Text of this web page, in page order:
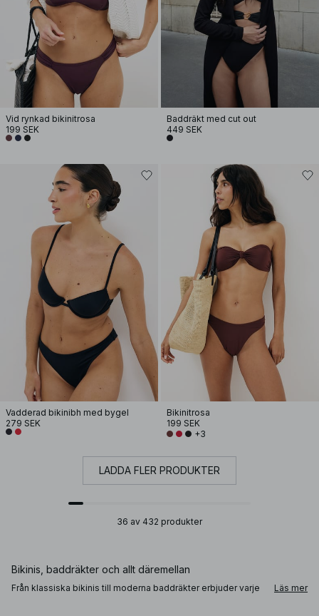
Vid rynkad bikinitrosa
199 SEK
Baddräkt med cut out
449 SEK
Vadderad bikinibh med bygel
279 SEK
Bikinitrosa
199 SEK
+3
LADDA FLER PRODUKTER
36 av 432 produkter
Bikinis, baddräkter och allt däremellan
Från klassiska bikinis till moderna baddräkter erbjuder varje
Läs mer